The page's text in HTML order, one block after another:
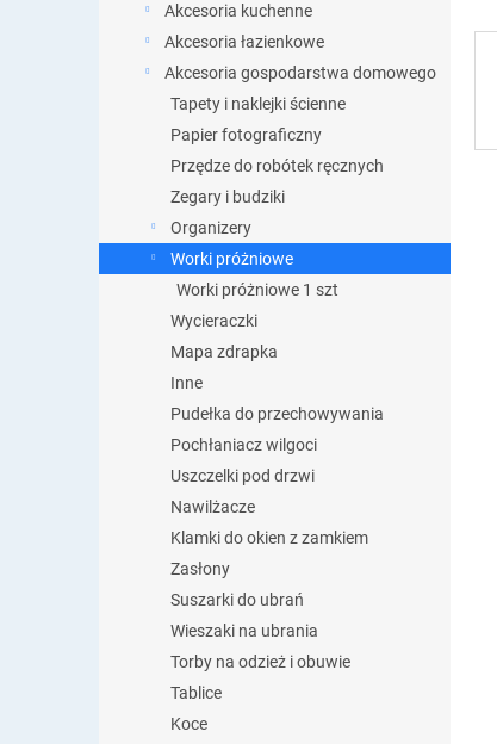
Akcesoria kuchenne
Akcesoria łazienkowe
Akcesoria gospodarstwa domowego
Tapety i naklejki ścienne
Papier fotograficzny
Przędze do robótek ręcznych
Zegary i budziki
Organizery
Worki próżniowe
Worki próżniowe 1 szt
Wycieraczki
Mapa zdrapka
Inne
Pudełka do przechowywania
Pochłaniacz wilgoci
Uszczelki pod drzwi
Nawilżacze
Klamki do okien z zamkiem
Zasłony
Suszarki do ubrań
Wieszaki na ubrania
Torby na odzież i obuwie
Tablice
Koce